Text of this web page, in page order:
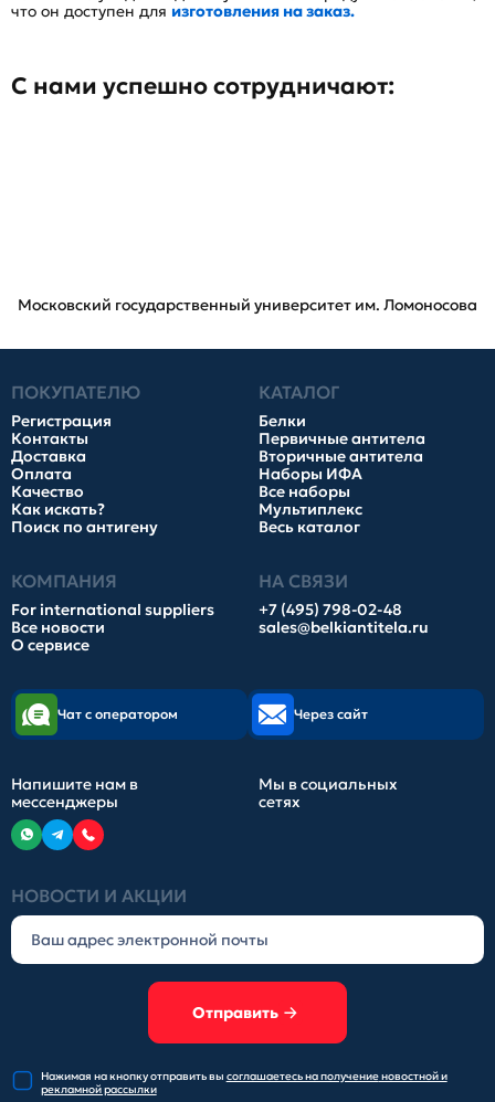
что он доступен для изготовления на заказ.
С нами успешно сотрудничают:
Московский государственный университет им. Ломоносова
ПОКУПАТЕЛЮ
Регистрация
Контакты
Доставка
Оплата
Качество
Как искать?
Поиск по антигену
КАТАЛОГ
Белки
Первичные антитела
Вторичные антитела
Наборы ИФА
Все наборы
Мультиплекс
Весь каталог
КОМПАНИЯ
For international suppliers
Все новости
О сервисе
НА СВЯЗИ
+7 (495) 798-02-48
sales@belkiantitela.ru
НОВОСТИ И АКЦИИ
Отправить
Нажимая на кнопку отправитьвы соглашаетесь на получениеновостной и
рекламной рассылки
Чат с оператором Через сайт
Напишите нам в
мессенджеры
Мы в социальных
сетях